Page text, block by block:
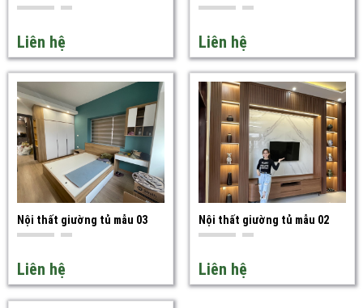
Thẩm mỹ và phong cách
sở thích riêng của mình, từ các gam màu trung tính đến những màu
sắc sáng tạo và hiện đại.
Liên hệ Liên hệ
Nội thất giường tủ mẫu 03
Liên hệ
Nội thất giường tủ mẫu 02
Liên hệ